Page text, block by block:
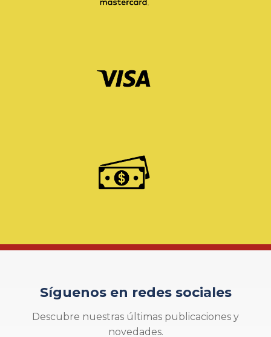
Síguenos en redes sociales
Descubre nuestras últimas publicaciones y
novedades.